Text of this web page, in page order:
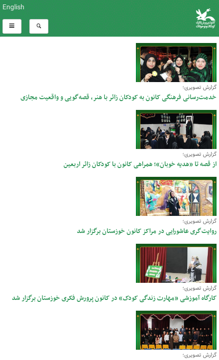
English
گزارش تصویری؛
خدمت‌رسانی فرهنگی کانون به کودکان زائر با هنر، قصه‌گویی و واقعیت مجازی
گزارش تصویری؛
از قصه تا «هدیه خوبان»؛ همراهی کانون با کودکان زائر اربعین
گزارش تصویری؛
روایت‌گری عاشورایی در مراکز کانون خوزستان برگزار شد
گزارش تصویری؛
کارگاه آموزشی «مهارت زندگی کودک» در کانون پرورش فکری خوزستان برگزار شد
گزارش تصویری؛